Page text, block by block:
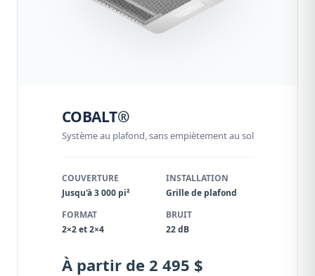
COBALT®
Système au plafond, sans empiètement au sol
COUVERTURE
Jusqu'à 3 000 pi²
INSTALLATION
Grille de plafond
FORMAT
2×2 et 2×4
BRUIT
22 dB
À partir de 2 495 $